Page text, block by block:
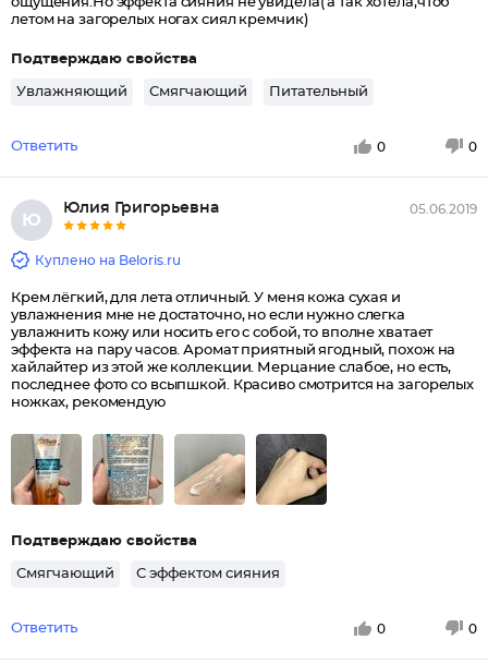
летом на загорелых ногах сиял кремчик)
Подтверждаю свойства
Увлажняющий Смягчающий Питательный
Ответить 0 0
Ю
Юлия Григорьевна 05.06.2019
Куплено на Beloris.ru
Крем лёгкий, для лета отличный. У меня кожа сухая и
увлажнения мне не достаточно, но если нужно слегка
увлажнить кожу или носить его с собой, то вполне хватает
эффекта на пару часов. Аромат приятный ягодный, похож на
хайлайтер из этой же коллекции. Мерцание слабое, но есть,
последнее фото со всыпшкой. Красиво смотрится на загорелых
ножках, рекомендую
Подтверждаю свойства
Смягчающий С эффектом сияния
Ответить 0 0